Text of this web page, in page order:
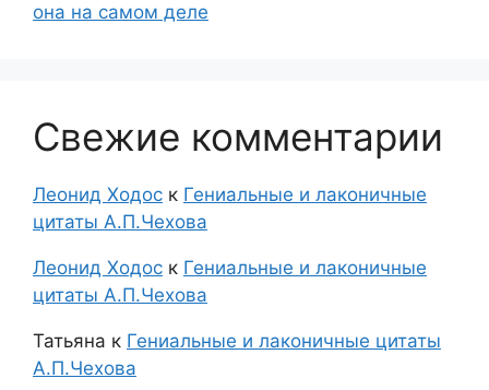
она на самом деле
Свежие комментарии
Леонид Ходос к Гениальные и лаконичные
цитаты А.П.Чехова
Леонид Ходос к Гениальные и лаконичные
цитаты А.П.Чехова
Татьяна к Гениальные и лаконичные цитаты
А.П.Чехова